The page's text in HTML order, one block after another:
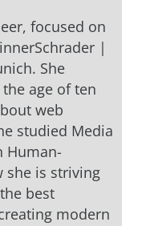
focused on
|
She
age of ten
web
studied Media
Human-
she is striving
best
modern